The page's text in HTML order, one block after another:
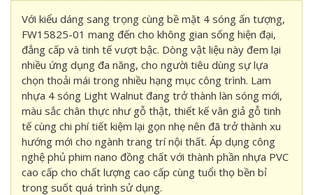
Với kiểu dáng sang trọng cùng bề mặt 4 sóng ấn tượng,
FW15825-01 mang đến cho không gian sống hiện đại,
đẳng cấp và tinh tế vượt bậc. Dòng vật liệu này đem lại
nhiều ứng dụng đa năng, cho người tiêu dùng sự lựa
chọn thoải mái trong nhiều hạng mục công trình. Lam
nhựa 4 sóng Light Walnut đang trở thành làn sóng mới,
màu sắc chân thực như gỗ thật, thiết kế vân giả gỗ tinh
tế cùng chi phí tiết kiệm lại gọn nhẹ nên đã trở thành xu
hướng mới cho ngành trang trí nội thất. Áp dụng công
nghệ phủ phim nano đồng chất với thành phần nhựa PVC
cao cấp cho chất lượng cao cấp cùng tuổi thọ bền bỉ
trong suốt quá trình sử dụng.